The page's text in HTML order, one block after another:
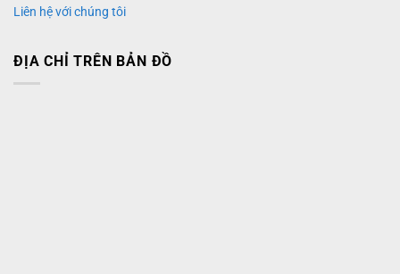
Liên hệ với chúng tôi
ĐỊA CHỈ TRÊN BẢN ĐỒ